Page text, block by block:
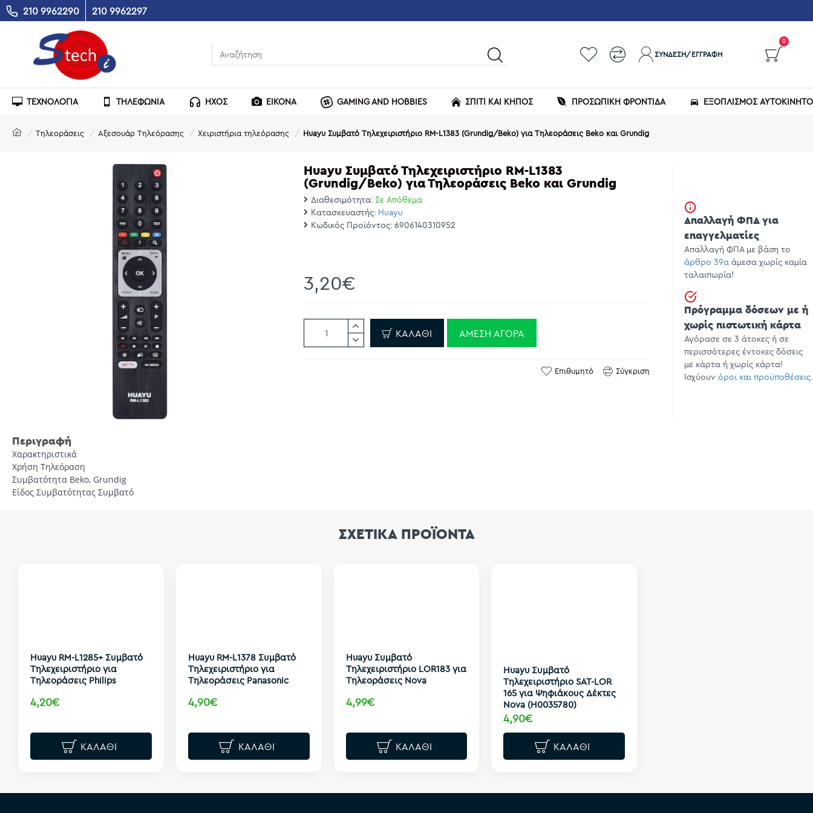
210 9962290 210 9962297
ΣΎΝΔΕΣΗ/ΕΓΓΡΑΦΉ
0
ΤΕΧΝΟΛΟΓΙΑ ΤΗΛΕΦΩΝΙΑ ΗΧΟΣ ΕΙΚΟΝΑ GAMING AND HOBBIES ΣΠΙΤΙ ΚΑΙ ΚΗΠΟΣ ΠΡΟΣΩΠΙΚΗ ΦΡΟΝΤΙΔΑ ΕΞΟΠΛΙΣΜΌΣ
Τηλεοράσεις Αξεσουάρ Τηλεόρασης Χειριστήρια τηλεόρασης Huayu Συμβατό Τηλεχειριστήριο RM-L1383 (Grundig/Beko) για Τηλεοράσεις Beko και Grundig
Huayu Συμβατό Τηλεχειριστήριο RM-L1383
(Grundig/Beko) για Τηλεοράσεις Beko και Grundig
Διαθεσιμότητα: Σε Απόθεμα
Κατασκευαστής: Huayu
Κωδικός Προϊόντος: 6906140310952
3,20€
ΚΑΛΆΘΙ ΆΜΕΣΗ ΑΓΟΡΆ
Επιθυμητό Σύγκριση
Περιγραφή
Χαρακτηριστικά
Χρήση Τηλεόραση
Συμβατότητα Beko, Grundig
Είδος Συμβατότητας Συμβατό
Απαλλαγή ΦΠΑ για
επαγγελματίες
Απαλλαγή ΦΠΑ με βάση το
άρθρο 39α άμεσα χωρίς καμία
ταλαιπωρία!
Πρόγραμμα δόσεων με ή
χωρίς πιστωτική κάρτα
Αγόρασε σε 3 άτοκες ή σε
περισσότερες έντοκες δόσεις
με κάρτα ή χωρίς κάρτα!
Ισχύουν όροι και προϋποθέσεις.
ΣΧΕΤΙΚΑ ΠΡΟΪΟΝΤΑ
Huayu RM-L1285+ Συμβατό
Τηλεχειριστήριο για
Τηλεοράσεις Philips
4,20€
ΚΑΛΆΘΙ
Huayu RM-L1378 Συμβατό
Τηλεχειριστήριο για
Τηλεοράσεις Panasonic
4,90€
ΚΑΛΆΘΙ
Huayu Συμβατό
Τηλεχειριστήριο LOR183 για
Τηλεοράσεις Nova
4,99€
ΚΑΛΆΘΙ
Huayu Συμβατό
Τηλεχειριστήριο SAT-LOR
165 για Ψηφιάκους Δέκτες
Nova (H0035780)
4,90€
ΚΑΛΆΘΙ